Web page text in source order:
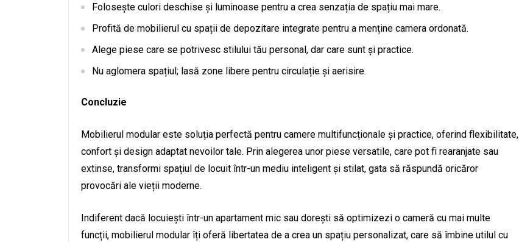
Folosește culori deschise și luminoase pentru a crea senzația de spațiu mai mare.
Profită de mobilierul cu spații de depozitare integrate pentru a menține camera ordonată.
Alege piese care se potrivesc stilului tău personal, dar care sunt și practice.
Nu aglomera spațiul; lasă zone libere pentru circulație și aerisire.
Concluzie
Mobilierul modular este soluția perfectă pentru camere multifuncționale și practice, oferind flexibilitate,
confort și design adaptat nevoilor tale. Prin alegerea unor piese versatile, care pot fi rearanjate sau
extinse, transformi spațiul de locuit într-un mediu inteligent și stilat, gata să răspundă oricăror
provocări ale vieții moderne.
Indiferent dacă locuiești într-un apartament mic sau dorești să optimizezi o cameră cu mai multe
funcții, mobilierul modular îți oferă libertatea de a crea un spațiu personalizat, care să îmbine utilul cu